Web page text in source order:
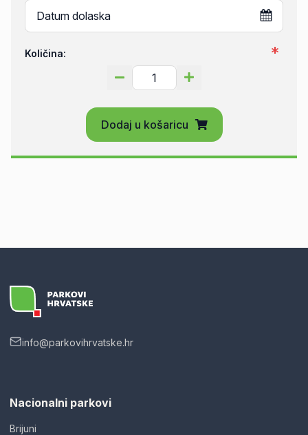
Količina:
Dodaj u košaricu
info@parkovihrvatske.hr
Nacionalni parkovi
Brijuni